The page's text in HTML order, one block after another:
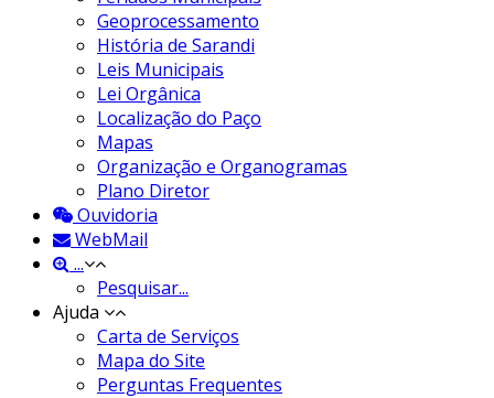
Geoprocessamento
História de Sarandi
Leis Municipais
Lei Orgânica
Localização do Paço
Mapas
Organização e Organogramas
Plano Diretor
Ouvidoria
WebMail
...
Pesquisar...
Ajuda
Carta de Serviços
Mapa do Site
Perguntas Frequentes